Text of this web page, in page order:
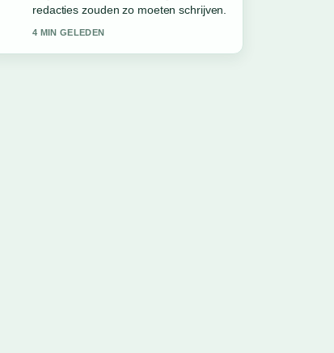
duidelijkste samenvatting die ik